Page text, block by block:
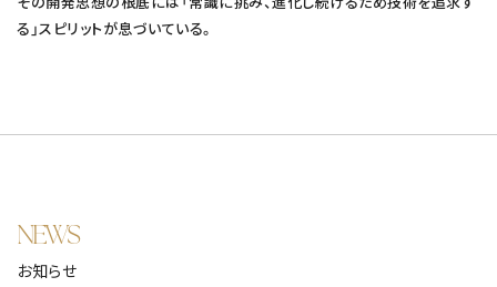
る」スピリットが息づいている。
NEWS
お知らせ